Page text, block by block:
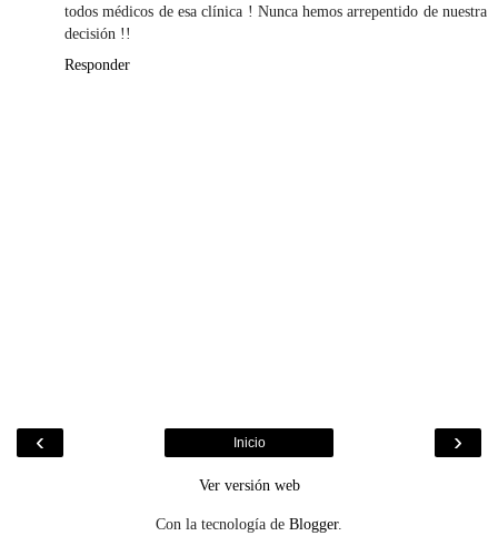
todos médicos de esa clínica ! Nunca hemos arrepentido de nuestra
decisión !!
Responder
‹ ›
Inicio
Ver versión web
Con la tecnología de Blogger.